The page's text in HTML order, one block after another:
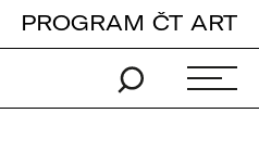
PROGRAM ČT ART